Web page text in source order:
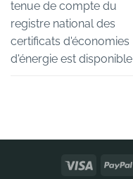
tenue de compte du
registre national des
certificats d'économies
d'énergie est disponible